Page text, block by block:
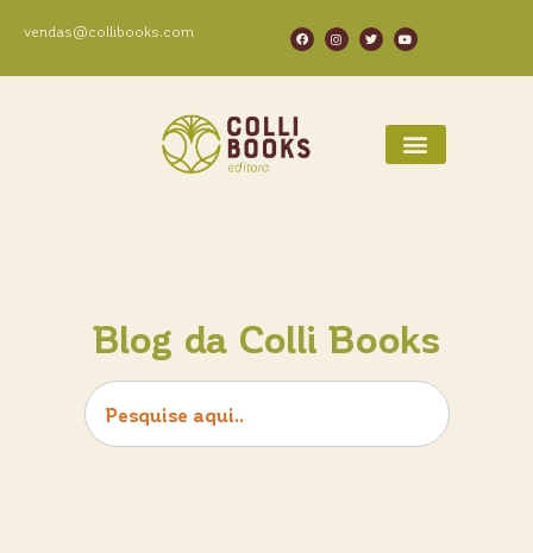
vendas@collibooks.com
Blog da Colli Books